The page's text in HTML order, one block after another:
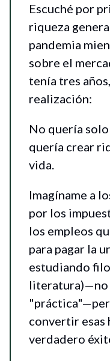
Escuché por
riqueza
pandemia
sobre el
tenía tres
realización:
No quería
quería crear
vida.
Imagíname a
por los
los empleos
para pagar la
estudiando
literatura)—no
convertir esas
verdadero